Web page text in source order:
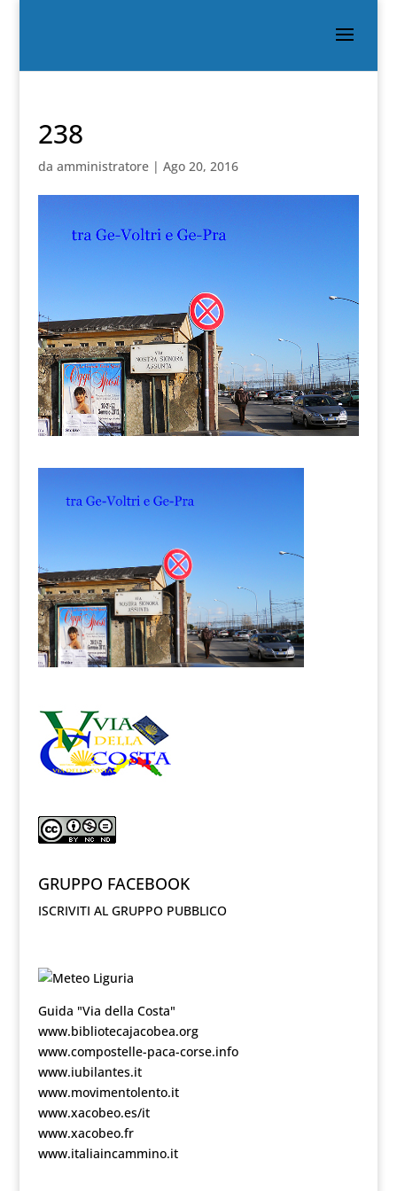
238
da amministratore| Ago 20, 2016
GRUPPO FACEBOOK
ISCRIVITI AL GRUPPO PUBBLICO
Guida "Via della Costa"
www.bibliotecajacobea.org
www.compostelle-paca-corse.info
www.iubilantes.it
www.movimentolento.it
www.xacobeo.es/it
www.xacobeo.fr
www.italiaincammino.it